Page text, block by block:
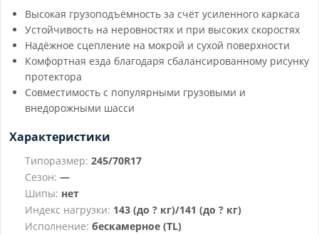
Высокая грузоподъёмность за счёт усиленного каркаса
Устойчивость на неровностях и при высоких скоростях
Надёжное сцепление на мокрой и сухой поверхности
Комфортная езда благодаря сбалансированному рисунку
протектора
Совместимость с популярными грузовыми и
внедорожными шасси
Характеристики
Типоразмер: 245/70R17
Сезон: —
Шипы: нет
Индекс нагрузки: 143 (до ? кг)/141 (до ? кг)
Исполнение: бескамерное (TL)